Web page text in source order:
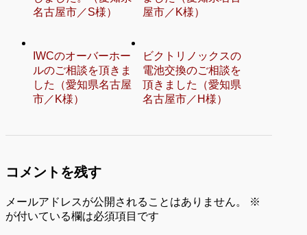
名古屋市／S様）
屋市／K様）
IWCのオーバーホー
ルのご相談を頂きま
した（愛知県名古屋
市／K様）
ビクトリノックスの
電池交換のご相談を
頂きました（愛知県
名古屋市／H様）
コメントを残す
メールアドレスが公開されることはありません。
※
が付いている欄は必須項目です